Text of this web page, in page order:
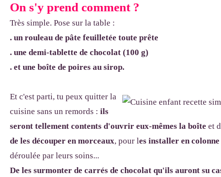
On s'y prend comment ?
Très simple. Pose sur la table :
. un rouleau de pâte feuilletée toute prête
. une demi-tablette de chocolat (100 g)
. et une boîte de poires au sirop.
Et c'est parti, tu peux quitter la
cuisine sans un remords : ils
seront tellement contents d'ouvrir eux-mêmes la boîte et
de les découper en morceaux, pour les installer en
déroulée par leurs soins...
De les surmonter de carrés de chocolat qu'ils auront su